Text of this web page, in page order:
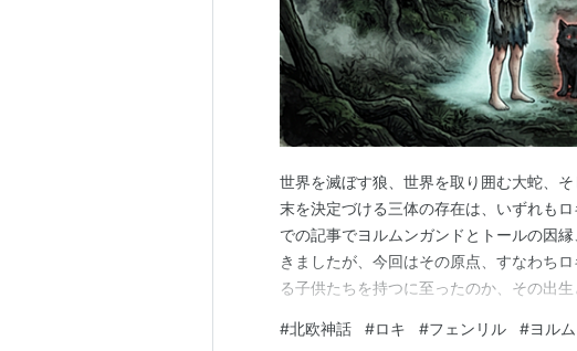
世界を滅ぼす狼、世界を取り囲む大蛇、
末を決定づける三体の存在は、いずれも
での記事でヨルムンガンドとトールの因
きましたが、今回はその原点、すなわち
る子供たちを持つに至ったのか、その出
ば、ロキは巨人の女アングルボザとの間
#北欧神話 #ロキ #フェンリル #ヨル